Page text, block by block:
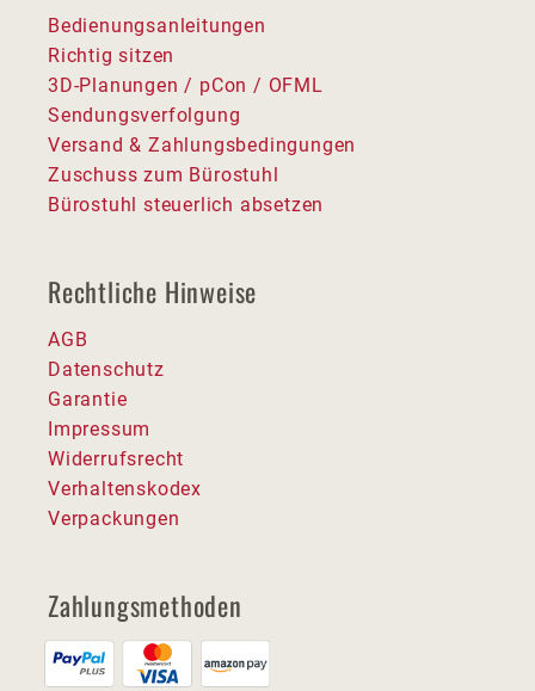
Bedienungsanleitungen
Richtig sitzen
3D-Planungen / pCon / OFML
Sendungsverfolgung
Versand & Zahlungsbedingungen
Zuschuss zum Bürostuhl
Bürostuhl steuerlich absetzen
Rechtliche Hinweise
AGB
Datenschutz
Garantie
Impressum
Widerrufsrecht
Verhaltenskodex
Verpackungen
Zahlungsmethoden